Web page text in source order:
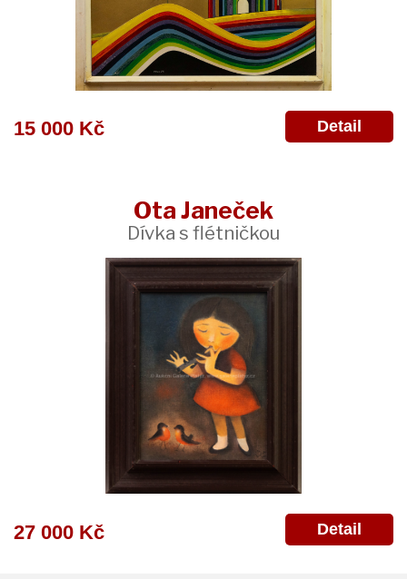
15 000 Kč Detail
Ota Janeček
Dívka s flétničkou
27 000 Kč Detail